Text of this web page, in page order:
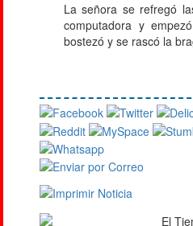
La señora se refregó
computadora y
bostezó y se rascó la